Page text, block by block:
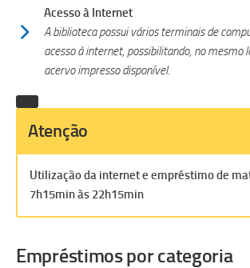
Acesso à Internet
A biblioteca possui vários terminais de
acesso à internet, possibilitando, no mesmo
acervo impresso disponível.
Atenção
Utilização da internet e empréstimo de
7h15min às 22h15min
Empréstimos por categoria